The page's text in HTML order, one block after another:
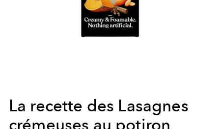
La recette des Lasagnes
crémeuses au potiron